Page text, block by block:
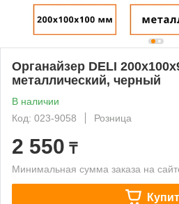
Органайзер DELI
металлический, черный
В наличии
Код: 023-9058
Розница
2 550 ₸
Минимальная сумма заказа на